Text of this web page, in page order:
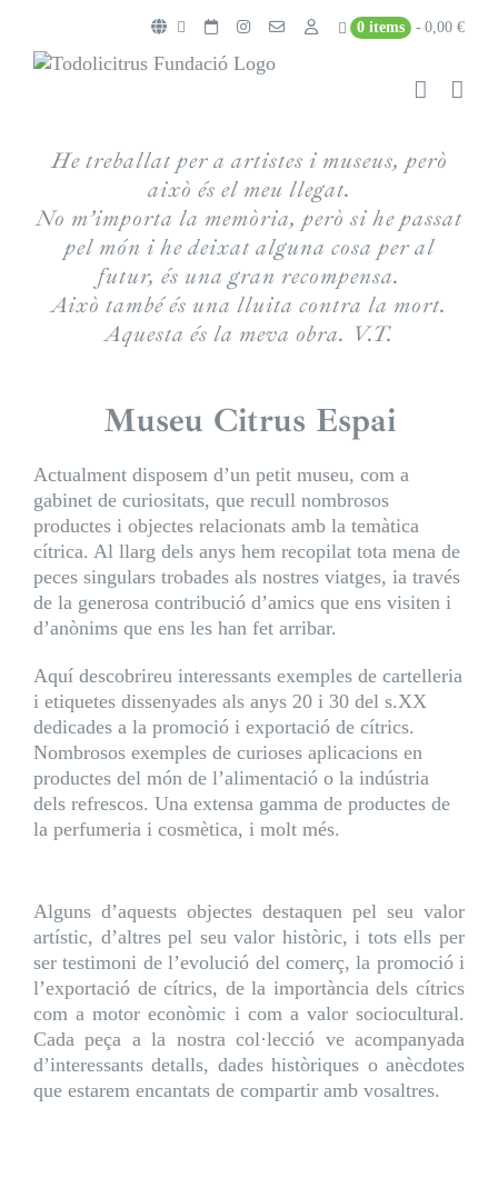
content
0 items 0,00 €
He treballat per a artistes i museus, però
això és el meu llegat.
No m’importa la memòria, però si he passat
pel món i he deixat alguna cosa per al
futur, és una gran recompensa.
Això també és una lluita contra la mort.
Aquesta és la meva obra. V.T.
Museu Citrus Espai
Actualment disposem d’un petit museu, com a
gabinet de curiositats, que recull nombrosos
productes i objectes relacionats amb la temàtica
cítrica. Al llarg dels anys hem recopilat tota mena de
peces singulars trobades als nostres viatges, ia través
de la generosa contribució d’amics que ens visiten i
d’anònims que ens les han fet arribar.
Aquí descobrireu interessants exemples de cartelleria
i etiquetes dissenyades als anys 20 i 30 del s.XX
dedicades a la promoció i exportació de cítrics.
Nombrosos exemples de curioses aplicacions en
productes del món de l’alimentació o la indústria
dels refrescos. Una extensa gamma de productes de
la perfumeria i cosmètica, i molt més.
Alguns d’aquests objectes destaquen pel seu valor
artístic, d’altres pel seu valor històric, i tots ells per
ser testimoni de l’evolució del comerç, la promoció i
l’exportació de cítrics, de la importància dels cítrics
com a motor econòmic i com a valor sociocultural.
Cada peça a la nostra col·lecció ve acompanyada
d’interessants detalls, dades històriques o anècdotes
que estarem encantats de compartir amb vosaltres.